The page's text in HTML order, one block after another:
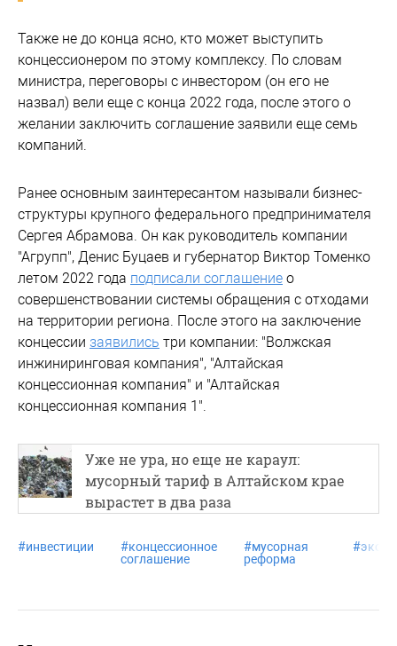
Также не до конца ясно, кто может выступить
концессионером по этому комплексу. По словам
министра, переговоры с инвестором (он его не
назвал) вели еще с конца 2022 года, после этого о
желании заключить соглашение заявили еще семь
компаний.
Ранее основным заинтересантом называли бизнес-
структуры крупного федерального предпринимателя
Сергея Абрамова. Он как руководитель компании
"Агрупп", Денис Буцаев и губернатор Виктор Томенко
летом 2022 года подписали соглашение о
совершенствовании системы обращения с отходами
на территории региона. После этого на заключение
концессии заявились три компании: "Волжская
инжиниринговая компания", "Алтайская
концессионная компания" и "Алтайская
концессионная компания 1".
Уже не ура, но еще не караул:
мусорный тариф в Алтайском крае
вырастет в два раза
#инвестиции #концессионное
соглашение
#мусорная
реформа
#